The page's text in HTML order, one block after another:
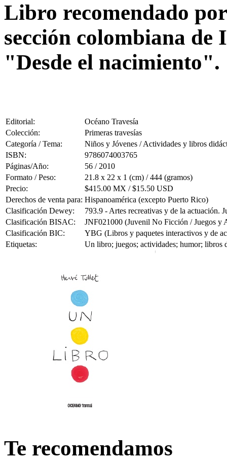
Libro recomendado
sección colombiana de
"Desde el nacimiento".
Editorial:
Océano Travesía
Colección:
Primeras travesías
Categoría / Tema:
Niños y Jóvenes / Actividades y libros
ISBN:
9786074003765
Páginas/Año:
56 / 2010
Formato / Peso:
21.8 x 22 x 1 (cm) / 444 (gramos)
Precio:
$415.00 MX / $15.50 USD
Derechos de venta para: Hispanoamérica (excepto Puerto Rico)
Clasificación Dewey:
793.9 - Artes recreativas y de la actuación.
Clasificación BISAC:
JNF021000 (Juvenil No Ficción / Juegos y
Clasificación BIC:
YBG (Libros y paquetes interactivos y de
Etiquetas:
Un libro; juegos; actividades; humor; libros
Te recomendamos